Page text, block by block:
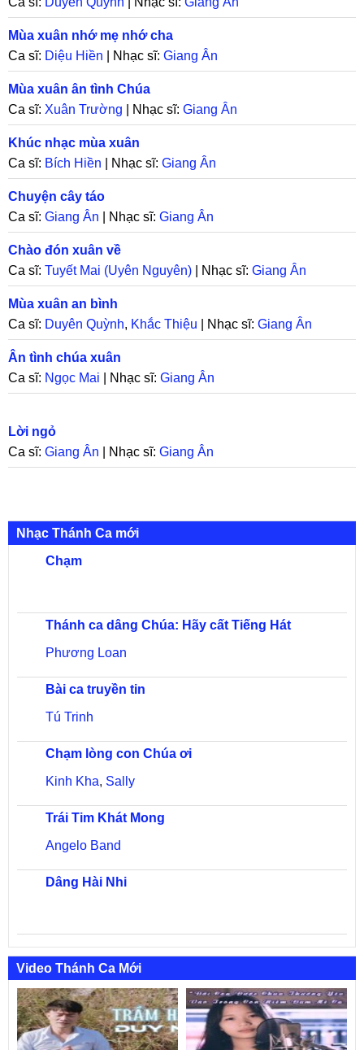
Mùa xuân nhớ mẹ nhớ cha
Ca sĩ: Diệu Hiền | Nhạc sĩ: Giang Ân
Mùa xuân ân tình Chúa
Ca sĩ: Xuân Trường | Nhạc sĩ: Giang Ân
Khúc nhạc mùa xuân
Ca sĩ: Bích Hiền | Nhạc sĩ: Giang Ân
Chuyện cây táo
Ca sĩ: Giang Ân | Nhạc sĩ: Giang Ân
Chào đón xuân về
Ca sĩ: Tuyết Mai (Uyên Nguyên) | Nhạc sĩ: Giang Ân
Mùa xuân an bình
Ca sĩ: Duyên Quỳnh, Khắc Thiệu | Nhạc sĩ: Giang Ân
Ân tình chúa xuân
Ca sĩ: Ngọc Mai | Nhạc sĩ: Giang Ân
Lời ngỏ
Ca sĩ: Giang Ân | Nhạc sĩ: Giang Ân
Nhạc Thánh Ca mới
Chạm
Thánh ca dâng Chúa: Hãy cất Tiếng Hát
Phương Loan
Bài ca truyền tin
Tú Trinh
Chạm lòng con Chúa ơi
Kinh Kha, Sally
Trái Tim Khát Mong
Angelo Band
Dâng Hài Nhi
Video Thánh Ca Mới